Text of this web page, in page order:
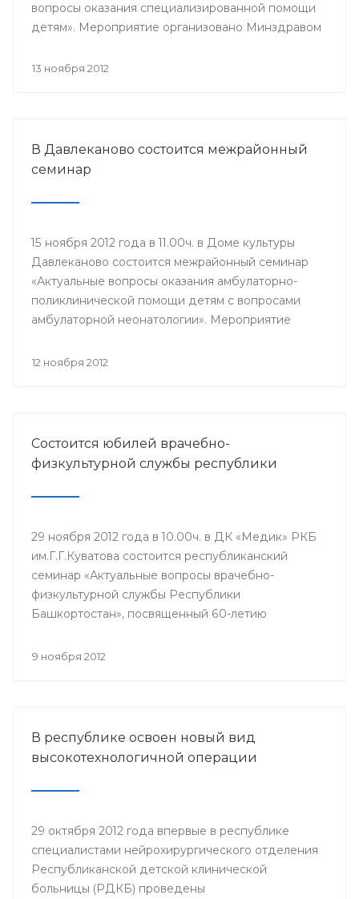
вопросы оказания специализированной помощи
детям». Мероприятие организовано Минздравом
медицинской помощи.
13 ноября 2012
В Давлеканово состоится межрайонный
семинар
15 ноября 2012 года в 11.00ч. в Доме культуры
Давлеканово состоится межрайонный семинар
«Актуальные вопросы оказания амбулаторно-
поликлинической помощи детям с вопросами
амбулаторной неонатологии». Мероприятие
дальнейшего улучшения оказания медицинской
12 ноября 2012
Состоится юбилей врачебно-
физкультурной службы республики
29 ноября 2012 года в 10.00ч. в ДК «Медик» РКБ
им.Г.Г.Куватова состоится республиканский
семинар «Актуальные вопросы врачебно-
физкультурной службы Республики
Башкортостан», посвященный 60-летию
9 ноября 2012
В республике освоен новый вид
высокотехнологичной операции
29 октября 2012 года впервые в республике
специалистами нейрохирургического отделения
Республиканской детской клинической
больницы (РДКБ) проведены